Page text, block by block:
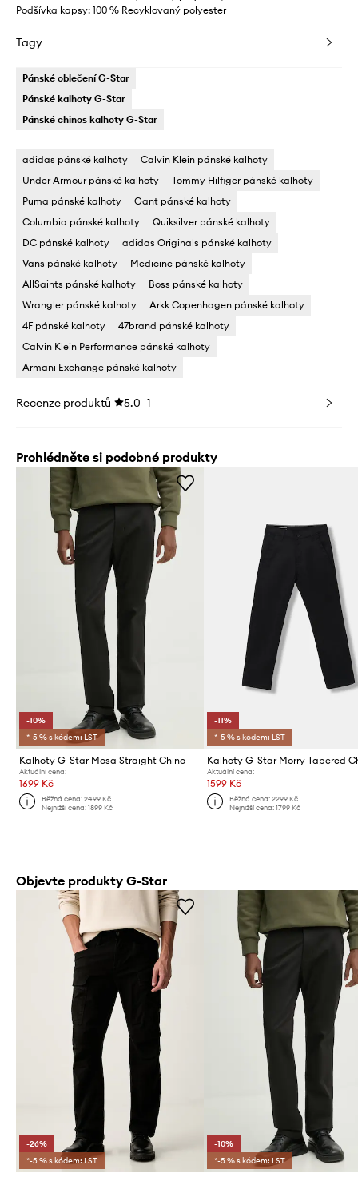
Podšívka kapsy: 100 % Recyklovaný polyester
Tagy
Pánské oblečení G-Star
Pánské kalhoty G-Star
Pánské chinos kalhoty G-Star
adidas pánské kalhoty
Calvin Klein pánské kalhoty
Under Armour pánské kalhoty
Tommy Hilfiger pánské kalhoty
Puma pánské kalhoty
Gant pánské kalhoty
Columbia pánské kalhoty
Quiksilver pánské kalhoty
DC pánské kalhoty
adidas Originals pánské kalhoty
Vans pánské kalhoty
Medicine pánské kalhoty
AllSaints pánské kalhoty
Boss pánské kalhoty
Wrangler pánské kalhoty
Arkk Copenhagen pánské kalhoty
4F pánské kalhoty
47brand pánské kalhoty
Calvin Klein Performance pánské kalhoty
Armani Exchange pánské kalhoty
Recenze produktů 5.0 1
Prohlédněte si podobné produkty
-10%
*-5 % s kódem: LST
Kalhoty G-Star Mosa Straight Chino
Aktuální cena:
1699 Kč
Běžná cena:2499 Kč
Nejnižší cena:1899 Kč
-11%
*-5 % s kódem: LST
Kalhoty G-Star Morry Tapered
Aktuální cena:
1599 Kč
Běžná cena: 2299 Kč
Nejnižší cena: 1799 Kč
Objevte produkty G-Star
-26%
*-5 % s kódem: LST
-10%
*-5 % s kódem: LST